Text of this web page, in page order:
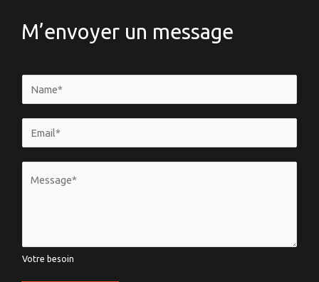
M’envoyer un message
a
m
*
m
a
e
Votre besoin